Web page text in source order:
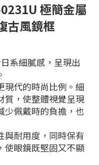
極簡金屬
古風鏡框
系細膩感，呈現出
現代的時尚比例。細
質，使整體視覺呈現
少佩戴時的負擔，也
與耐用度，同時保有
使眼鏡既堅固又不顯